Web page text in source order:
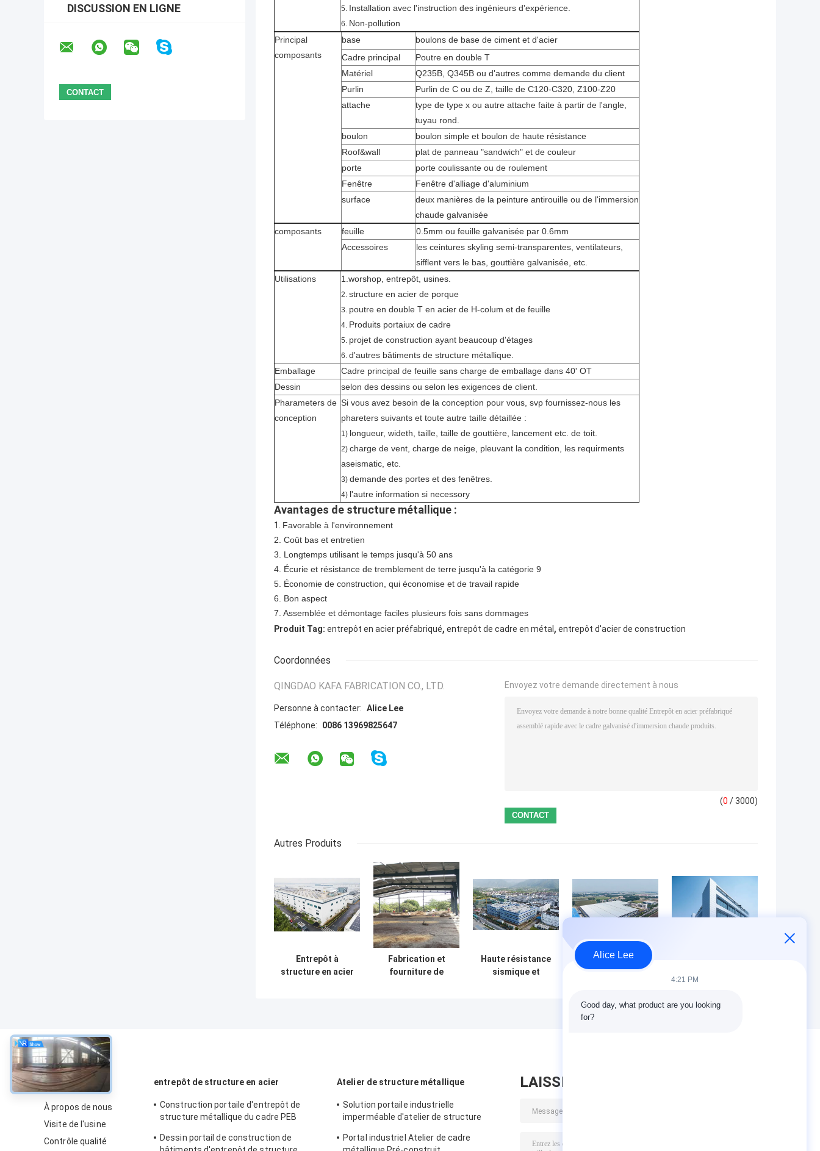
DISCUSSION EN LIGNE
5. Installation avec l'instruction des ingénieurs d'expérience.
6. Non-pollution
Principal
composants
base
boulons de base de ciment et d'acier
Cadre principal
Poutre en double T
Matériel
Q235B, Q345B ou d'autres comme demande du client
Purlin
Purlin de C ou de Z, taille de C120-C320, Z100-Z20
attache
type de type x ou autre attache faite à partir de l'angle,
tuyau rond.
boulon
boulon simple et boulon de haute résistance
Roof&wall
plat de panneau "sandwich" et de couleur
porte
porte coulissante ou de roulement
Fenêtre
Fenêtre d'alliage d'aluminium
surface
deux manières de la peinture antirouille ou de l'immersion
chaude galvanisée
composants
feuille
0.5mm ou feuille galvanisée par 0.6mm
Accessoires
les ceintures skyling semi-transparentes, ventilateurs,
sifflent vers le bas, gouttière galvanisée, etc.
Utilisations
1.worshop, entrepôt, usines.
2. structure en acier de porque
3. poutre en double T en acier de H-colum et de feuille
4. Produits portaiux de cadre
5. projet de construction ayant beaucoup d'étages
6. d'autres bâtiments de structure métallique.
Emballage
Cadre principal de feuille sans charge de emballage dans 40' OT
Dessin
selon des dessins ou selon les exigences de client.
Pharameters de
conception
Si vous avez besoin de la conception pour vous, svp fournissez-nous les
phareters suivants et toute autre taille détaillée :
1) longueur, wideth, taille, taille de gouttière, lancement etc. de toit.
2) charge de vent, charge de neige, pleuvant la condition, les requirments
aseismatic, etc.
3) demande des portes et des fenêtres.
4) l'autre information si necessory
Avantages de structure métallique :
1. Favorable à l'environnement
2. Coût bas et entretien
3. Longtemps utilisant le temps jusqu'à 50 ans
4. Écurie et résistance de tremblement de terre jusqu'à la catégorie 9
5. Économie de construction, qui économise et de travail rapide
6. Bon aspect
7. Assemblée et démontage faciles plusieurs fois sans dommages
Produit Tag: entrepôt en acier préfabriqué, entrepôt de cadre en métal , entrepôt d'acier de construction
Coordonnées
QINGDAO KAFA FABRICATION CO., LTD.
Personne à contacter: Alice Lee
Téléphone:
0086 13969825647
Envoyez votre demande directement à nous
(0 / 3000)
Autres Produits
Entrepôt à
structure en acier
Fabrication et
fourniture de
Haute résistance
sismique et
Entrepôt de
structure d'acier
avec des
structure en acier
enroulable et
À propos
À propos de nous
Visite de l'usine
Contrôle qualité
entrepôt de structure en acier
Construction portaile d'entrepôt de
structure métallique du cadre PEB
Dessin portail de construction de
Atelier de structure métallique
Solution portaile industrielle
imperméable d'atelier de structure
Portal industriel Atelier de cadre
LAISSEZ UN MESSAGE
Alice Lee
4:21 PM
Good day, what product are you looking
for?